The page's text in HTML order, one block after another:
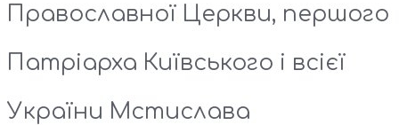
Православної Церкви, першого
Патріарха Київського і всієї
України Мстислава